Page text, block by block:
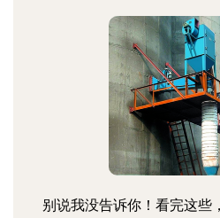
别说我没告诉你！看完这些